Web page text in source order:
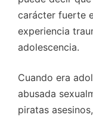
carácter fuerte
experiencia
adolescencia.
Cuando era
abusada
piratas